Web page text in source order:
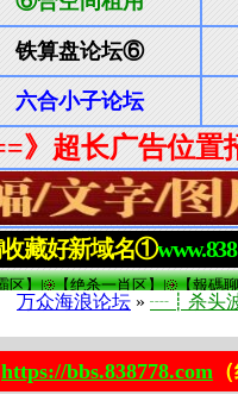
万众海浪论坛 » ┈┋杀头
https://bbs.838778.com